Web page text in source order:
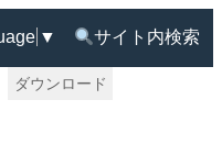
▼ サイト内検索
ダウンロード